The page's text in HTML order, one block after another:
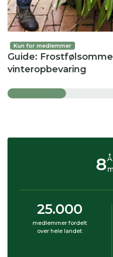
Kun for medlemmer
Guide:
vinteropbevaring
Årlige numre af
8
25.000
medlemmer fordelt
over hele landet